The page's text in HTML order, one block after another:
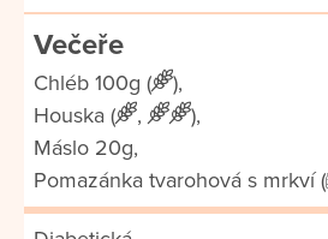
Večeře
Chléb 100g (
),
Houska (
,
),
Máslo 20g,
Pomazánka tvarohová s mrkví (